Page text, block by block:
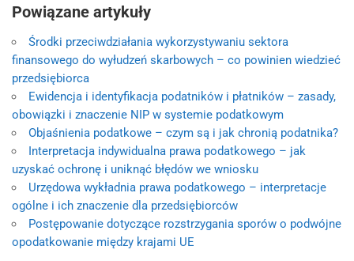
Powiązane artykuły
Środki przeciwdziałania wykorzystywaniu sektora
finansowego do wyłudzeń skarbowych – co powinien wiedzieć
przedsiębiorca
Ewidencja i identyfikacja podatników i płatników – zasady,
obowiązki i znaczenie NIP w systemie podatkowym
Objaśnienia podatkowe – czym są i jak chronią podatnika?
Interpretacja indywidualna prawa podatkowego – jak
uzyskać ochronę i uniknąć błędów we wniosku
Urzędowa wykładnia prawa podatkowego – interpretacje
ogólne i ich znaczenie dla przedsiębiorców
Postępowanie dotyczące rozstrzygania sporów o podwójne
opodatkowanie między krajami UE